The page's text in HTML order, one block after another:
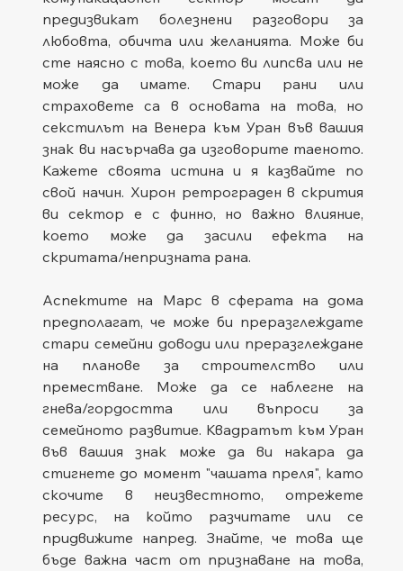
предизвикат болезнени разговори за
любовта, обичта или желанията. Може би
сте наясно с това, което ви липсва или не
може да имате. Стари рани или
страховете са в основата на това, но
секстилът на Венера към Уран във вашия
знак ви насърчава да изговорите таеното.
Кажете своята истина и я казвайте по
свой начин. Хирон ретрограден в скрития
ви сектор е с финно, но важно влияние,
което може да засили ефекта на
скритата/непризната рана.
Аспектите на Марс в сферата на дома
предполагат, че може би преразглеждате
стари семейни доводи или преразглеждане
на планове за строителство или
преместване. Може да се наблегне на
гнева/гордостта или въпроси за
семейното развитие. Квадратът към Уран
във вашия знак може да ви накара да
стигнете до момент "чашата преля", като
скочите в неизвестното, отрежете
ресурс, на който разчитате или се
придвижите напред. Знайте, че това ще
бъде важна част от признаване на това,